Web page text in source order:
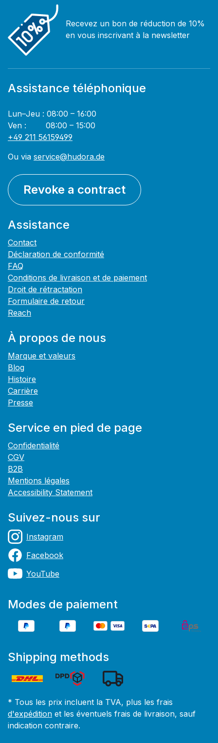
Recevez un bon de réduction de 10%
en vous inscrivant à la newsletter
Assistance téléphonique
Lun–Jeu : 08:00 – 16:00
Ven : 08:00 – 15:00
+49 211 56159499
Ou via service@hudora.de
Revoke a contract
Assistance
Contact
Déclaration de conformité
FAQ
Conditions de livraison et de paiement
Droit de rétractation
Formulaire de retour
Reach
À propos de nous
Marque et valeurs
Blog
Histoire
Carrière
Presse
Service en pied de page
Confidentialité
CGV
B2B
Mentions légales
Accessibility Statement
Suivez-nous sur
Instagram
Facebook
YouTube
Modes de paiement
Shipping methods
* Tous les prix incluent la TVA, plus les frais
d'expédition et les éventuels frais de livraison, sauf
indication contraire.